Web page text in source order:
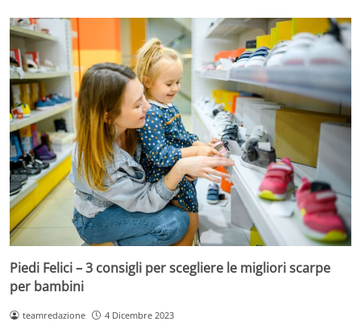
Piedi Felici – 3 consigli per scegliere le migliori scarpe
per bambini
teamredazione 4 Dicembre 2023